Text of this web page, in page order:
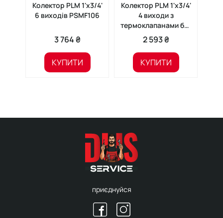
Колектор PLM 1'x3/4'
6 виходів PSMF106
3 764 ₴
КУПИТИ
Колектор PLM 1'x3/4'
4 виходи з
термоклапанами без
євроконусів
2 593 ₴
КУПИТИ
приєднуйся